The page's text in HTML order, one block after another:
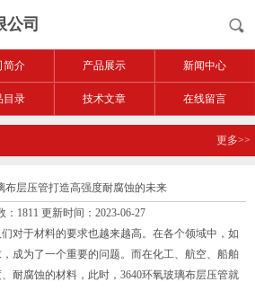
公司
简介 产品展示 新闻中心
目录 技术文章 在线留言
更多>>
布层压管打造高强度耐腐蚀的未来
：1811 更新时间：2023-06-27
于材料的要求也越来越高。在各个领域中，如
成为了一个重要的问题。而在化工、航空、船舶
耐腐蚀的材料，此时，3640环氧玻璃布层压管就